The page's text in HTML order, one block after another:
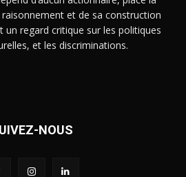
et de sa construction
regard critique sur les politiques
et les discriminations.
NOUS